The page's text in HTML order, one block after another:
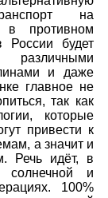
на
в противном
России будет
и даже
главное не
так как
которые
привести к
а значит и
Речь идёт, в
солнечной и
100%